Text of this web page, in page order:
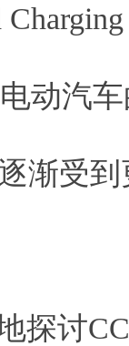
动汽
渐受
讨